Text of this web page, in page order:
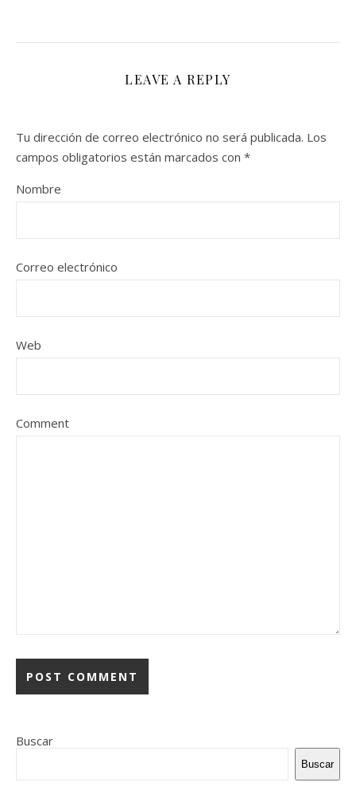
LEAVE A REPLY
Tu dirección de correo electrónico no será publicada. Los
campos obligatorios están marcados con *
Nombre
Correo electrónico
Web
Comment
Buscar
Buscar